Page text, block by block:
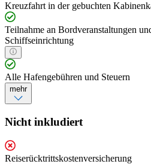
Kreuzfahrt in der gebuchten
Teilnahme an Bordveranstaltungen
Schiffseinrichtung
Alle Hafengebühren und Steuern
mehr
Nicht inkludiert
Reiserücktrittskostenversicherung